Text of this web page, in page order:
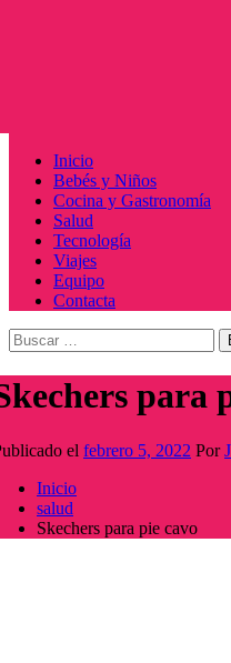
Menú
principal
Inicio
Bebés y Niños
Cocina y Gastronomía
Salud
Tecnología
Viajes
Equipo
Contacta
Buscar:
para
el febrero 5, 2022 Por
Inicio
salud
Skechers para pie cavo